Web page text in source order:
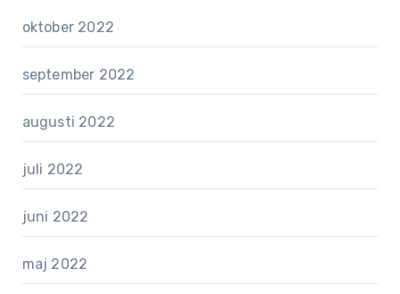
oktober 2022
september 2022
augusti 2022
juli 2022
juni 2022
maj 2022